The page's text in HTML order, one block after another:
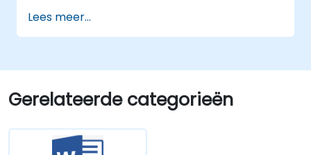
Lees meer...
Gerelateerde categorieën